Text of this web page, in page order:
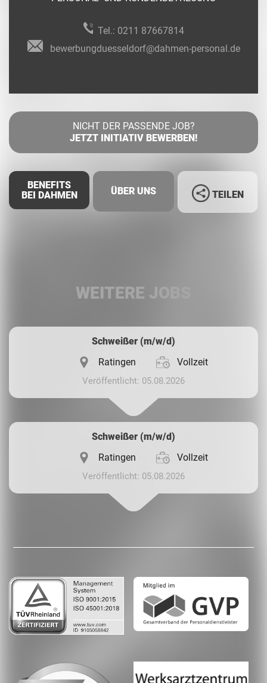
Tel.: 0211 87667814
bewerbungduesseldorf@dahmen-personal.de
NICHT DER PASSENDE JOB?
JETZT INITIATIV BEWERBEN!
BENEFITS
BEI DAHMEN
ÜBER UNS TEILEN
WEITERE JOBS
Schweißer (m/w/d)
Ratingen
Vollzeit
Veröffentlicht: 05.08.2026
Schweißer (m/w/d)
Ratingen
Vollzeit
Veröffentlicht: 05.08.2026